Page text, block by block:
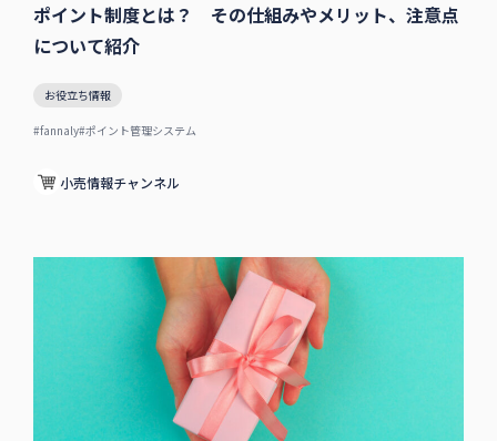
ポイント制度とは？ その仕組みやメリット、注意点
について紹介
お役立ち情報
#fannaly#ポイント管理システム
小売情報チャンネル